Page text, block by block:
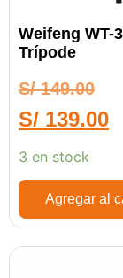
Weifeng WT-
Trípode
S/149.00
S/ 139.00
3 en stock
Agregar al